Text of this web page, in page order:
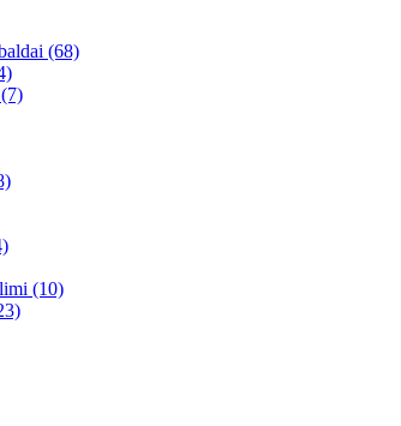
(68)
(10)